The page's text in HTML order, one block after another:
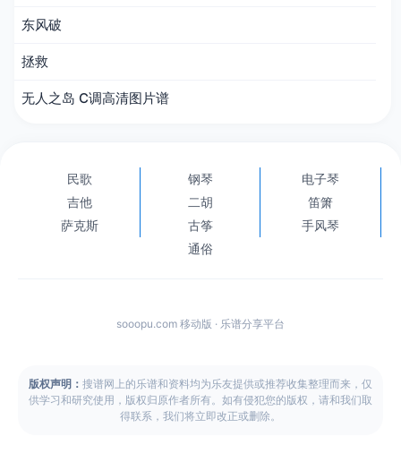
东风破
拯救
无人之岛 C调高清图片谱
民歌 钢琴
电子琴
吉他
二胡
笛箫
萨克斯
古筝
手风琴
通俗
sooopu.com 移动版 · 乐谱分享平台
版权声明： 搜谱网上的乐谱和资料均为乐友提供或推荐收集整理而来，仅
供学习和研究使用，版权归原作者所有。如有侵犯您的版权，请和我们取
得联系，我们将立即改正或删除。